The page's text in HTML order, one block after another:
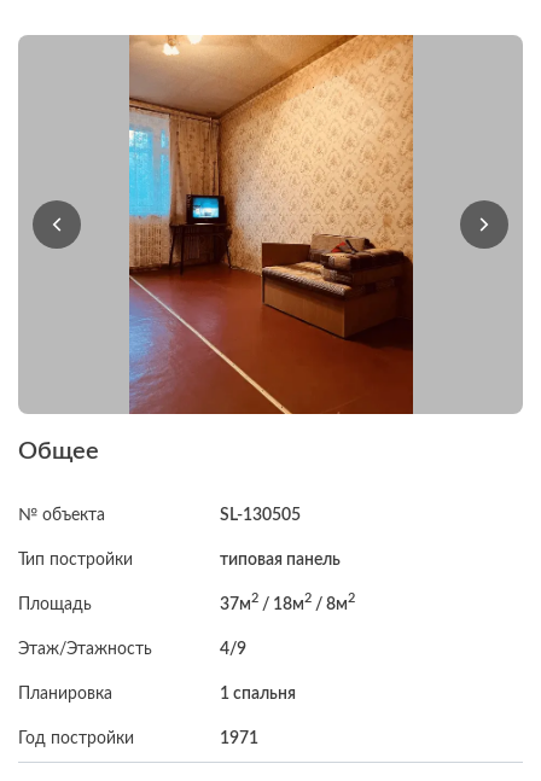
Общее
№ объекта SL-130505
Тип постройки типовая панель
Площадь 37м2 / 18м2 / 8м2
Этаж/Этажность 4/9
Планировка 1 спальня
Год постройки 1971